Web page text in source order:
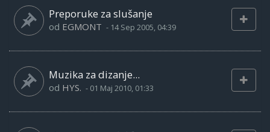
Preporuke za slušanje
od EGMONT - 14 Sep 2005, 04:39
Muzika za dizanje...
od HYS. - 01 Maj 2010, 01:33